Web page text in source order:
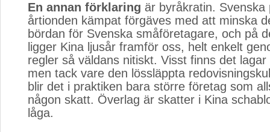
En annan förklaring är byråkratin. Svenska
årtionden kämpat förgäves med att minska
bördan för Svenska småföretagare, och på
ligger Kina ljusår framför oss, helt enkelt
regler så väldans nitiskt. Visst finns det lagar
men tack vare den lössläppta
blir det i praktiken bara större företag som
någon skatt. Överlag är skatter i Kina
låga.